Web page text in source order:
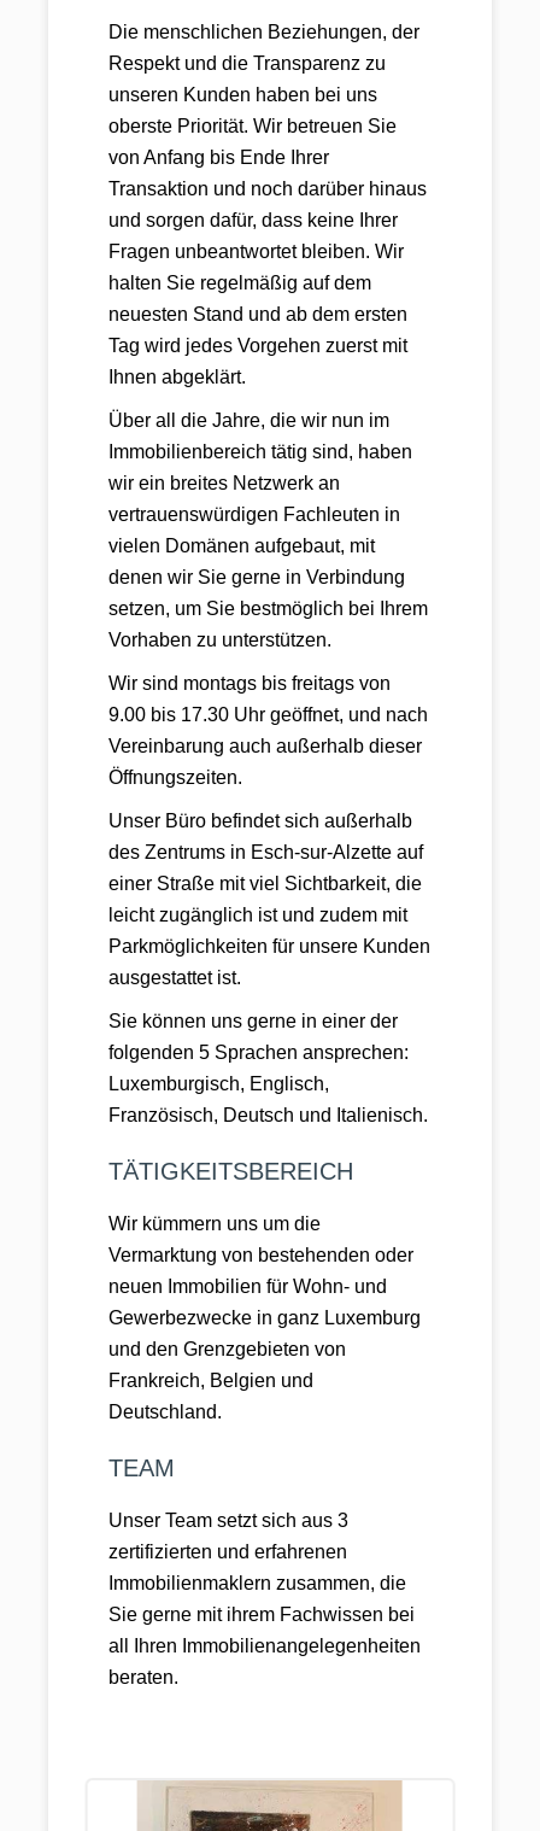
Die menschlichen Beziehungen, der
Respekt und die Transparenz zu
unseren Kunden haben bei uns
oberste Priorität. Wir betreuen Sie
von Anfang bis Ende Ihrer
Transaktion und noch darüber hinaus
und sorgen dafür, dass keine Ihrer
Fragen unbeantwortet bleiben. Wir
halten Sie regelmäßig auf dem
neuesten Stand und ab dem ersten
Tag wird jedes Vorgehen zuerst mit
Ihnen abgeklärt.
Über all die Jahre, die wir nun im
Immobilienbereich tätig sind, haben
wir ein breites Netzwerk an
vertrauenswürdigen Fachleuten in
vielen Domänen aufgebaut, mit
denen wir Sie gerne in Verbindung
setzen, um Sie bestmöglich bei Ihrem
Vorhaben zu unterstützen.
Wir sind montags bis freitags von
9.00 bis 17.30 Uhr geöffnet, und nach
Vereinbarung auch außerhalb dieser
Öffnungszeiten.
Unser Büro befindet sich außerhalb
des Zentrums in Esch-sur-Alzette auf
einer Straße mit viel Sichtbarkeit, die
leicht zugänglich ist und zudem mit
Parkmöglichkeiten für unsere Kunden
ausgestattet ist.
Sie können uns gerne in einer der
folgenden 5 Sprachen ansprechen:
Luxemburgisch, Englisch,
Französisch, Deutsch und Italienisch.
TÄTIGKEITSBEREICH
Wir kümmern uns um die
Vermarktung von bestehenden oder
neuen Immobilien für Wohn- und
Gewerbezwecke in ganz Luxemburg
und den Grenzgebieten von
Frankreich, Belgien und
Deutschland.
TEAM
Unser Team setzt sich aus 3
zertifizierten und erfahrenen
Immobilienmaklern zusammen, die
Sie gerne mit ihrem Fachwissen bei
all Ihren Immobilienangelegenheiten
beraten.